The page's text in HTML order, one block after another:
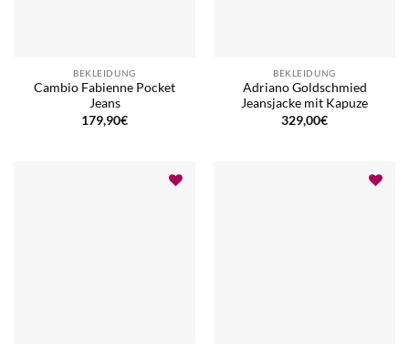
BEKLEIDUNG
Cambio Fabienne Pocket
Jeans
179,90€
BEKLEIDUNG
Adriano Goldschmied
Jeansjacke mit Kapuze
329,00€